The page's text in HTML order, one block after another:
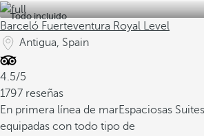
Todo incluido
Barceló Fuerteventura Royal Level
Antigua, Spain
4.5/5
1797 reseñas
En primera línea de marEspaciosas Suites
equipadas con todo tipo de